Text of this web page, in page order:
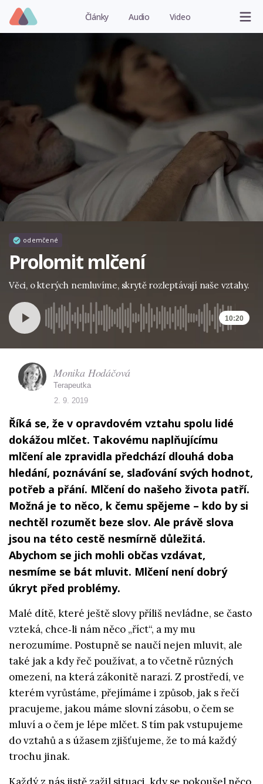
Články Audio Video
odemčené
Prolomit mlčení
Věci, o kterých nemluvíme, skrytě rozleptávají naše vztahy.
10:20
Říká se, že v opravdovém vztahu spolu lidé
dokážou mlčet. Takovému naplňujícímu
mlčení ale zpravidla předchází dlouhá doba
hledání, poznávání se, slaďování svých hodnot,
potřeb a přání. Mlčení do našeho života patří.
Možná je to něco, k čemu spějeme – kdo by si
nechtěl rozumět beze slov. Ale právě slova
jsou na této cestě nesmírně důležitá.
Abychom se jich mohli občas vzdávat,
nesmíme se bát mluvit. Mlčení není dobrý
úkryt před problémy.
Malé dítě, které ještě slovy příliš nevládne, se často
vzteká, chce‑li nám něco „říct“, a my mu
nerozumíme. Postupně se naučí nejen mluvit, ale
také jak a kdy řeč používat, a to včetně různých
omezení, na která zákonitě narazí. Z prostředí, ve
kterém vyrůstáme, přejímáme i způsob, jak s řečí
pracujeme, jakou máme slovní zásobu, o čem se
mluví a o čem je lépe mlčet. S tím pak vstupujeme
do vztahů a s úžasem zjišťujeme, že to má každý
trochu jinak.
Monika Hodáčová
Terapeutka
2. 9. 2019